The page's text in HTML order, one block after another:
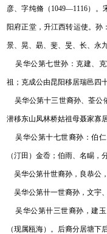
彦、字纯脩（1049—1116）。
阳府正堂，升江西转运使。孙
景、晃、朂、斐、旻、长、永
吴华公第七世孙：克建、克
祖；克成公由昆阳移居瑞邑四
吴华公第十三世裔孙、荃公
潜移东山凤林桥姑祖母聂家寡
吴华公第十七世裔孙：伯仁
（汀田）金岙；伯雨、名睗，
吴华公第卄世裔孙，良恭公
吴华公第卄一世裔孙，文宇
吴华公第卄三世裔孙，建玉
（现属瓯海）。后裔分居塘下